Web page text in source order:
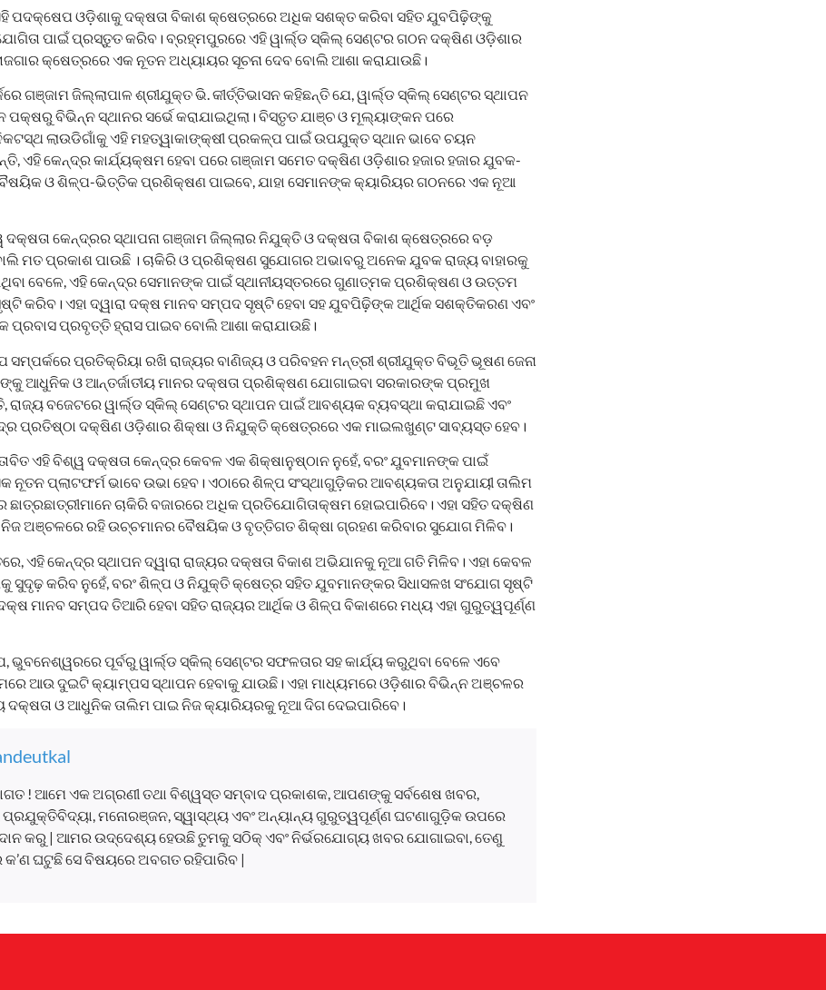
ପଦକ୍ଷେପ ଓଡ଼ିଶାକୁ ଦକ୍ଷତା ବିକାଶ କ୍ଷେତ୍ରରେ ଅଧିକ ସଶକ୍ତ କରିବା ସହିତ ଯୁବପିଢ଼ିଙ୍କୁ
ପାଇଁ ପ୍ରସ୍ତୁତ କରିବ। ବ୍ରହ୍ମପୁରରେ ଏହି ୱାର୍ଲ୍ଡ ସ୍କିଲ୍ ସେଣ୍ଟର ଗଠନ ଦକ୍ଷିଣ ଓଡ଼ିଶାର
କ୍ଷେତ୍ରରେ ଏକ ନୂତନ ଅଧ୍ୟାୟର ସୂଚନା ଦେବ ବୋଲି ଆଶା କରାଯାଉଛି।
ଗଞ୍ଜାମ ଜିଲ୍ଲାପାଳ ଶ୍ରୀଯୁକ୍ତ ଭି. କୀର୍ତ୍ତିଭାସନ କହିଛନ୍ତି ଯେ, ୱାର୍ଲ୍ଡ ସ୍କିଲ୍ ସେଣ୍ଟର ସ୍ଥାପନ
ପକ୍ଷରୁ ବିଭିନ୍ନ ସ୍ଥାନର ସର୍ଭେ କରାଯାଇଥିଲା। ବିସ୍ତୃତ ଯାଞ୍ଚ ଓ ମୂଲ୍ୟାଙ୍କନ ପରେ
ଲାଉଡିଗାଁକୁ ଏହି ମହତ୍ୱାକାଙ୍କ୍ଷୀ ପ୍ରକଳ୍ପ ପାଇଁ ଉପଯୁକ୍ତ ସ୍ଥାନ ଭାବେ ଚୟନ
ଏହି କେନ୍ଦ୍ର କାର୍ଯ୍ୟକ୍ଷମ ହେବା ପରେ ଗଞ୍ଜାମ ସମେତ ଦକ୍ଷିଣ ଓଡ଼ିଶାର ହଜାର ହଜାର ଯୁବକ-
ଓ ଶିଳ୍ପ-ଭିତ୍ତିକ ପ୍ରଶିକ୍ଷଣ ପାଇବେ, ଯାହା ସେମାନଙ୍କ କ୍ୟାରିୟର ଗଠନରେ ଏକ ନୂଆ
କେନ୍ଦ୍ରର ସ୍ଥାପନା ଗଞ୍ଜାମ ଜିଲ୍ଲାର ନିଯୁକ୍ତି ଓ ଦକ୍ଷତା ବିକାଶ କ୍ଷେତ୍ରରେ ବଡ଼
ମତ ପ୍ରକାଶ ପାଉଛି । ଚାକିରି ଓ ପ୍ରଶିକ୍ଷଣ ସୁଯୋଗର ଅଭାବରୁ ଅନେକ ଯୁବକ ରାଜ୍ୟ ବାହାରକୁ
ବେଳେ, ଏହି କେନ୍ଦ୍ର ସେମାନଙ୍କ ପାଇଁ ସ୍ଥାନୀୟସ୍ତରରେ ଗୁଣାତ୍ମକ ପ୍ରଶିକ୍ଷଣ ଓ ଉତ୍ତମ
କରିବ। ଏହା ଦ୍ୱାରା ଦକ୍ଷ ମାନବ ସମ୍ପଦ ସୃଷ୍ଟି ହେବା ସହ ଯୁବପିଢ଼ିଙ୍କ ଆର୍ଥିକ ସଶକ୍ତିକରଣ ଏବଂ
ପ୍ରବୃତ୍ତି ହ୍ରାସ ପାଇବ ବୋଲି ଆଶା କରାଯାଉଛି।
ସମ୍ପର୍କରେ ପ୍ରତିକ୍ରିୟା ରଖି ରାଜ୍ୟର ବାଣିଜ୍ୟ ଓ ପରିବହନ ମନ୍ତ୍ରୀ ଶ୍ରୀଯୁକ୍ତ ବିଭୂତି ଭୂଷଣ ଜେନା
ଆଧୁନିକ ଓ ଆନ୍ତର୍ଜାତୀୟ ମାନର ଦକ୍ଷତା ପ୍ରଶିକ୍ଷଣ ଯୋଗାଇବା ସରକାରଙ୍କ ପ୍ରମୁଖ
ରାଜ୍ୟ ବଜେଟରେ ୱାର୍ଲ୍ଡ ସ୍କିଲ୍ ସେଣ୍ଟର ସ୍ଥାପନ ପାଇଁ ଆବଶ୍ୟକ ବ୍ୟବସ୍ଥା କରାଯାଇଛି ଏବଂ
ପ୍ରତିଷ୍ଠା ଦକ୍ଷିଣ ଓଡ଼ିଶାର ଶିକ୍ଷା ଓ ନିଯୁକ୍ତି କ୍ଷେତ୍ରରେ ଏକ ମାଇଲଖୁଣ୍ଟ ସାବ୍ୟସ୍ତ ହେବ।
ଏହି ବିଶ୍ୱ ଦକ୍ଷତା କେନ୍ଦ୍ର କେବଳ ଏକ ଶିକ୍ଷାନୁଷ୍ଠାନ ନୁହେଁ, ବରଂ ଯୁବମାନଙ୍କ ପାଇଁ
ପ୍ଲାଟଫର୍ମ ଭାବେ ଉଭା ହେବ। ଏଠାରେ ଶିଳ୍ପ ସଂସ୍ଥାଗୁଡ଼ିକର ଆବଶ୍ୟକତା ଅନୁଯାୟୀ ତାଲିମ
ଛାତ୍ରଛାତ୍ରୀମାନେ ଚାକିରି ବଜାରରେ ଅଧିକ ପ୍ରତିଯୋଗିତାକ୍ଷମ ହୋଇପାରିବେ। ଏହା ସହିତ ଦକ୍ଷିଣ
ଅଞ୍ଚଳରେ ରହି ଉଚ୍ଚମାନର ବୈଷୟିକ ଓ ବୃତ୍ତିଗତ ଶିକ୍ଷା ଗ୍ରହଣ କରିବାର ସୁଯୋଗ ମିଳିବ।
ଏହି କେନ୍ଦ୍ର ସ୍ଥାପନ ଦ୍ୱାରା ରାଜ୍ୟର ଦକ୍ଷତା ବିକାଶ ଅଭିଯାନକୁ ନୂଆ ଗତି ମିଳିବ। ଏହା କେବଳ
ସୁଦୃଢ଼ କରିବ ନୁହେଁ, ବରଂ ଶିଳ୍ପ ଓ ନିଯୁକ୍ତି କ୍ଷେତ୍ର ସହିତ ଯୁବମାନଙ୍କର ସିଧାସଳଖ ସଂଯୋଗ ସୃଷ୍ଟି
ମାନବ ସମ୍ପଦ ତିଆରି ହେବା ସହିତ ରାଜ୍ୟର ଆର୍ଥିକ ଓ ଶିଳ୍ପ ବିକାଶରେ ମଧ୍ୟ ଏହା ଗୁରୁତ୍ୱପୂର୍ଣ୍ଣ
ପୂର୍ବରୁ ୱାର୍ଲ୍ଡ ସ୍କିଲ୍ ସେଣ୍ଟର ସଫଳତାର ସହ କାର୍ଯ୍ୟ କରୁଥିବା ବେଳେ ଏବେ
ଆଉ ଦୁଇଟି କ୍ୟାମ୍ପସ ସ୍ଥାପନ ହେବାକୁ ଯାଉଛି। ଏହା ମାଧ୍ୟମରେ ଓଡ଼ିଶାର ବିଭିନ୍ନ ଅଞ୍ଚଳର
ଓ ଆଧୁନିକ ତାଲିମ ପାଇ ନିଜ କ୍ୟାରିୟରକୁ ନୂଆ ଦିଗ ଦେଇପାରିବେ।
! ଆମେ ଏକ ଅଗ୍ରଣୀ ତଥା ବିଶ୍ୱସ୍ତ ସମ୍ବାଦ ପ୍ରକାଶକ, ଆପଣଙ୍କୁ ସର୍ବଶେଷ ଖବର,
ପ୍ରଯୁକ୍ତିବିଦ୍ୟା, ମନୋରଞ୍ଜନ, ସ୍ୱାସ୍ଥ୍ୟ ଏବଂ ଅନ୍ୟାନ୍ୟ ଗୁରୁତ୍ୱପୂର୍ଣ୍ଣ ଘଟଣାଗୁଡ଼ିକ ଉପରେ
କରୁ | ଆମର ଉଦ୍ଦେଶ୍ୟ ହେଉଛି ତୁମକୁ ସଠିକ୍ ଏବଂ ନିର୍ଭରଯୋଗ୍ୟ ଖବର ଯୋଗାଇବା, ତେଣୁ
ଘଟୁଛି ସେ ବିଷୟରେ ଅବଗତ ରହିପାରିବ |